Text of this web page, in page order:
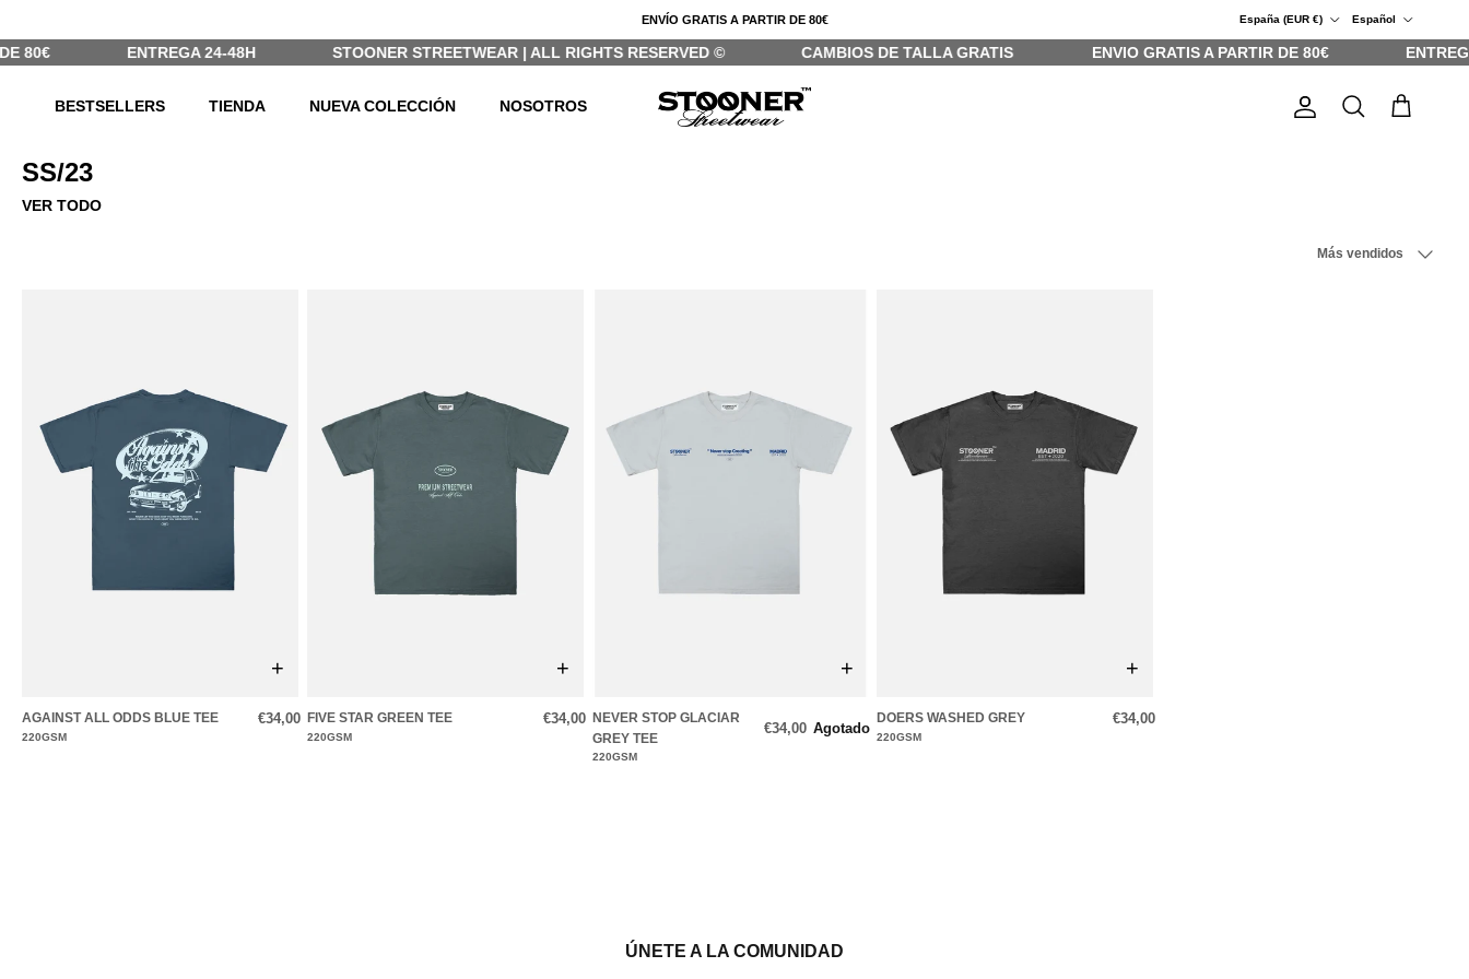
ENVÍO GRATIS A PARTIR DE 80€
España (EUR €)
Español
80€ ENTREGA 24-48H STOONER STREETWEAR | ALL RIGHTS RESERVED © CAMBIOS DE TALLA GRATIS ENVIO GRATIS A PARTIR DE 80€
BESTSELLERS TIENDA NUEVA COLECCIÓN NOSOTROS CuentaBuscar Carrito
SS/23
VER TODO
Más vendidos
+
AGAINST ALL ODDS BLUE TEE
220GSM
€34,00
+
FIVE STAR GREEN TEE
220GSM
€34,00
+
NEVER STOP GLACIAR
GREY TEE
220GSM
€34,00 Agotado
+
DOERS WASHED GREY
220GSM
€34,00
ÚNETE A LA COMUNIDAD